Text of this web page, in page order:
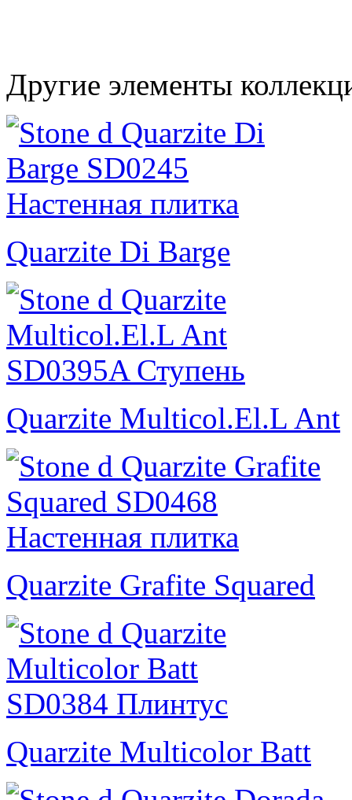
Другие элементы
Quarzite Di Barge
Quarzite Multicol.El.L Ant
Quarzite Grafite Squared
Quarzite Multicolor Batt